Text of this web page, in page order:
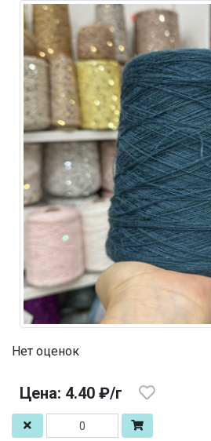
Нет оценок
Цена: 4.40 ₽/г